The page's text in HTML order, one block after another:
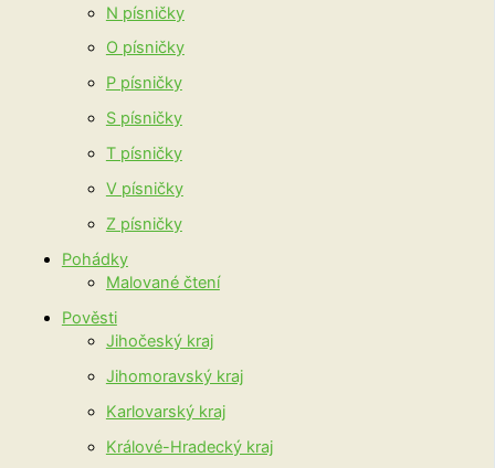
N písničky
O písničky
P písničky
S písničky
T písničky
V písničky
Z písničky
Pohádky
Malované čtení
Pověsti
Jihočeský kraj
Jihomoravský kraj
Karlovarský kraj
Králové-Hradecký kraj